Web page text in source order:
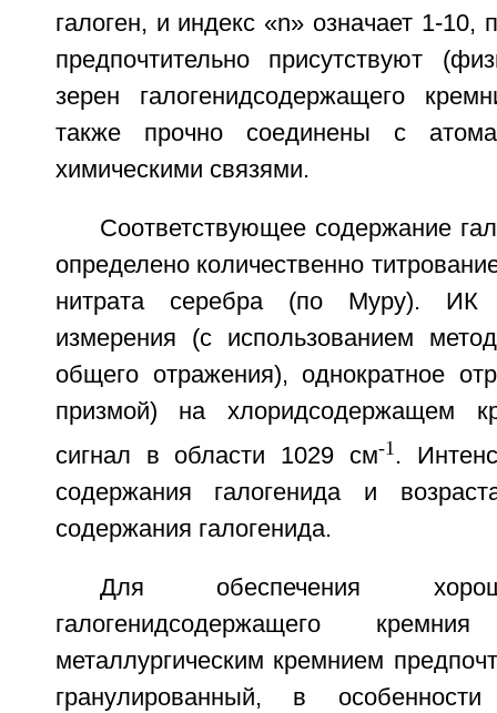
галоген, и индекс «n» означает 1-10,
предпочтительно присутствуют
зерен галогенидсодержащего
также прочно соединены с
химическими связями.
Соответствующее содержание
определено количественно
нитрата серебра (по Муру). ИК
измерения (с использованием
общего отражения), однократное
призмой) на хлоридсодержащем
сигнал в области 1029 см-1.
содержания галогенида и
содержания галогенида.
Для обеспечения
галогенидсодержащего
металлургическим кремнием
гранулированный, в особенности